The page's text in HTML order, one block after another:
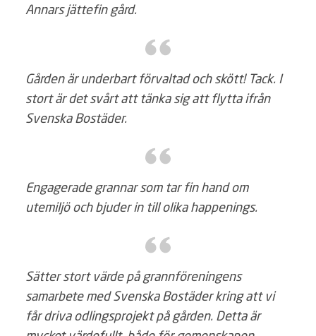
Annars jättefin gård.
Gården är underbart förvaltad och skött! Tack. I
stort är det svårt att tänka sig att flytta ifrån
Svenska Bostäder.
Engagerade grannar som tar fin hand om
utemiljö och bjuder in till olika happenings.
Sätter stort värde på grannföreningens
samarbete med Svenska Bostäder kring att vi
får driva odlingsprojekt på gården. Detta är